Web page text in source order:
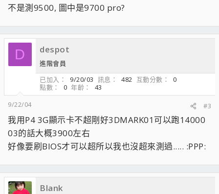
不是測9500, 圖中是9700 pro?
D despot
進階會員
已加入
9/20/03 訊息 482 互動分數
0
點數
0 年齡
43
9/22/04
#3
我用P4 3G顯示卡不超剛好3DMARK01可以跑14000
03的話大概3900左右
好像要刷BIOS才可以超所以我也沒超來測過..... :PPP:
Blank